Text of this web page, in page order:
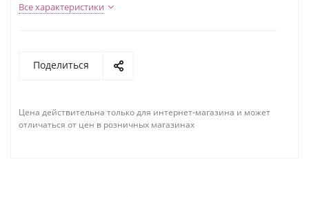
Все характеристики
Поделиться
Цена действительна только для интернет-магазина и может
отличаться от цен в розничных магазинах